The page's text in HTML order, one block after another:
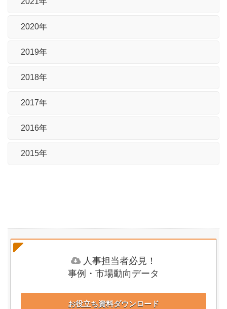
2020年
2019年
2018年
2017年
2016年
2015年
人事担当者必見！
事例・市場動向データ
お役立ち資料ダウンロード